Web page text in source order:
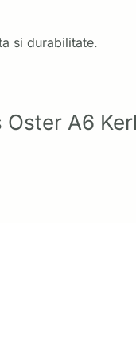
si durabilitate.
A6